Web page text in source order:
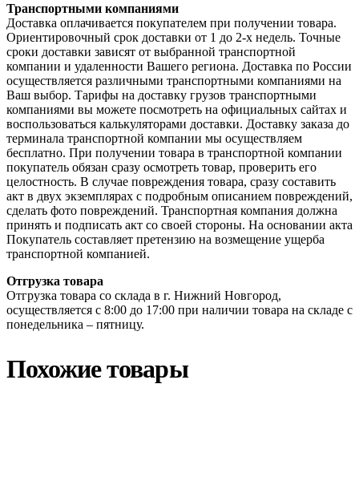
Транспортными компаниями
Доставка оплачивается покупателем при получении товара.
Ориентировочный срок доставки от 1 до 2-х недель. Точные
сроки доставки зависят от выбранной транспортной
компании и удаленности Вашего региона. Доставка по России
осуществляется различными транспортными компаниями на
Ваш выбор. Тарифы на доставку грузов транспортными
компаниями вы можете посмотреть на официальных сайтах и
воспользоваться калькуляторами доставки. Доставку заказа до
терминала транспортной компании мы осуществляем
бесплатно. При получении товара в транспортной компании
покупатель обязан сразу осмотреть товар, проверить его
целостность. В случае повреждения товара, сразу составить
акт в двух экземплярах с подробным описанием повреждений,
сделать фото повреждений. Транспортная компания должна
принять и подписать акт со своей стороны. На основании акта
Покупатель составляет претензию на возмещение ущерба
транспортной компанией.
Отгрузка товара
Отгрузка товара со склада в г. Нижний Новгород,
осуществляется с 8:00 до 17:00 при наличии товара на складе с
понедельника – пятницу.
Похожие товары